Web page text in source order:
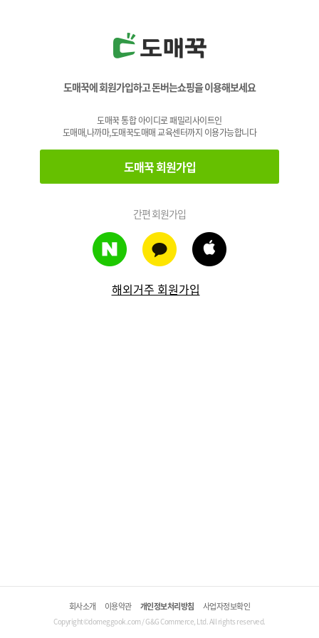
도매꾹에 회원가입하고 돈버는쇼핑을 이용해보세요
도매꾹 통합 아이디로 패밀리사이트인
도매매,나까마,도매꾹도매매 교육센터까지 이용가능합니다
도매꾹 회원가입
간편 회원가입
해외거주 회원가입
회사소개 이용약관 개인정보처리방침 사업자정보확인
Copyright©domeggook.com / G&G Commerce, Ltd. All rights reserved.